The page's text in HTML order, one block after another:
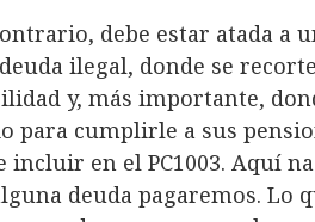
debe estar atada a
ilegal, donde se
y, más importante,
para cumplirle a sus
incluir en el PC1003. Aquí
deuda pagaremos. Lo